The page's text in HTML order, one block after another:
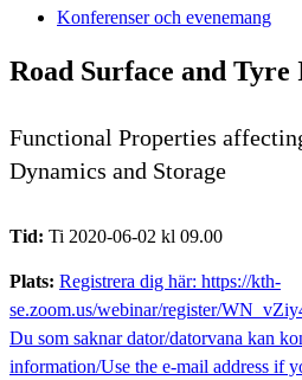
Konferenser och evenemang
Road Surface and
Functional Properties
Dynamics and Storage
Tid: Ti 2020-06-02 kl 09.00
Plats: Registrera dig här: https://kth-
se.zoom.us/webinar/register/
Du som saknar dator/datorvana kan
information/Use the e-mail address if